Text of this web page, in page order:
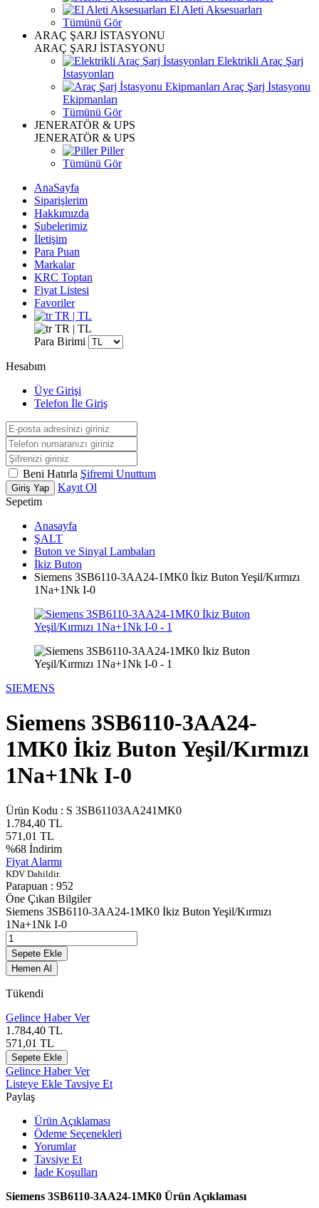
El Aleti Aksesuarları
Tümünü Gör
ARAÇ ŞARJ İSTASYONU
ARAÇ ŞARJ İSTASYONU
Elektrikli Araç Şarj
İstasyonları
Araç Şarj İstasyonu
Ekipmanları
Tümünü Gör
JENERATÖR & UPS
JENERATÖR & UPS
Piller
Tümünü Gör
AnaSayfa
Siparişlerim
Hakkımızda
Şubelerimiz
İletişim
Para Puan
Markalar
KRC Toptan
Fiyat Listesi
Favoriler
TR | TL
TR | TL
Para Birimi
Hesabım
Üye Girişi
Telefon İle Giriş
Beni Hatırla Şifremi Unuttum
Giriş Yap
Kayıt Ol
Sepetim
Anasayfa
ŞALT
Buton ve Sinyal Lambaları
İkiz Buton
Siemens 3SB6110-3AA24-1MK0 İkiz Buton Yeşil/Kırmızı
1Na+1Nk I-0
SIEMENS
Siemens 3SB6110-3AA24-
1MK0 İkiz Buton Yeşil/Kırmızı
1Na+1Nk I-0
Ürün Kodu : S 3SB61103AA241MK0
1.784,40 TL
571,01 TL
%68 İndirim
Fiyat Alarmı
KDV Dahildir.
Parapuan : 952
Öne Çıkan Bilgiler
Siemens 3SB6110-3AA24-1MK0 İkiz Buton Yeşil/Kırmızı
1Na+1Nk I-0
Sepete Ekle
Hemen Al
Tükendi
Gelince Haber Ver
1.784,40 TL
571,01 TL
Sepete Ekle
Gelince Haber Ver
Listeye Ekle Tavsiye Et
Paylaş
Ürün Açıklaması
Ödeme Seçenekleri
Yorumlar
Tavsiye Et
İade Koşulları
Siemens 3SB6110-3AA24-1MK0 Ürün Açıklaması